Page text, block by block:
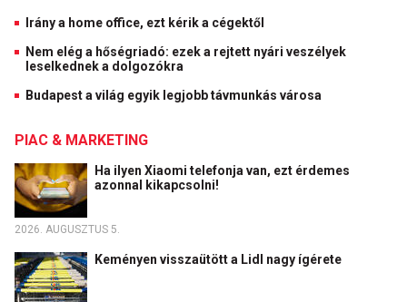
Irány a home office, ezt kérik a cégektől
Nem elég a hőségriadó: ezek a rejtett nyári veszélyek
leselkednek a dolgozókra
Budapest a világ egyik legjobb távmunkás városa
PIAC & MARKETING
Ha ilyen Xiaomi telefonja van, ezt érdemes
azonnal kikapcsolni!
2026. AUGUSZTUS 5.
Keményen visszaütött a Lidl nagy ígérete